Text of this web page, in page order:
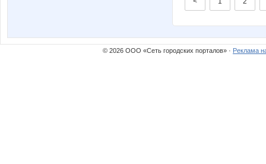
© 2026 ООО «Сеть городских порталов» · Реклама